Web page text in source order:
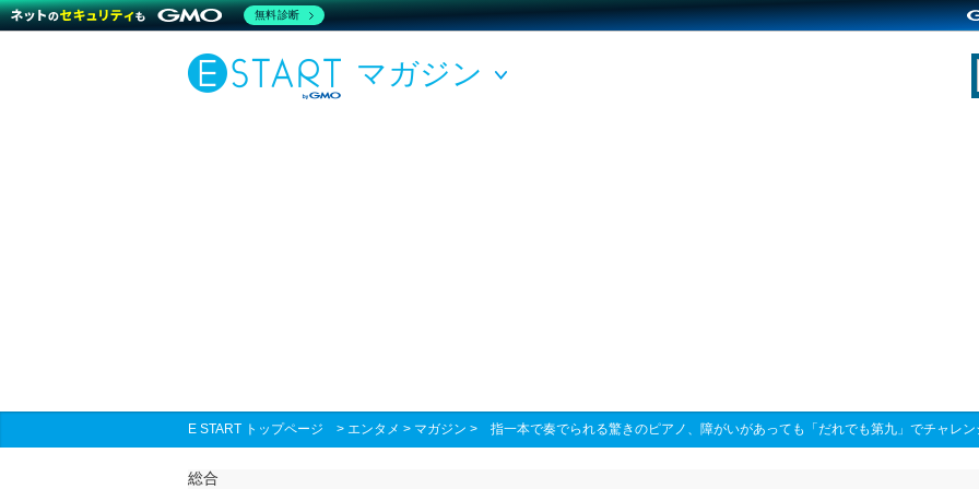
マガジン
E START トップページ > エンタメ > マガジン > 指一本で奏でられる驚きのピアノ、障がいがあっても「だれでも第九」でチャレン
総合
無料診断